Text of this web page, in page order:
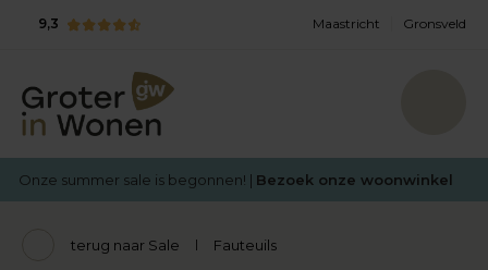
9,3 Maastricht Gronsveld
Onze summer sale is begonnen! | Bezoek onze woonwinkel
terug naar Sale Fauteuils